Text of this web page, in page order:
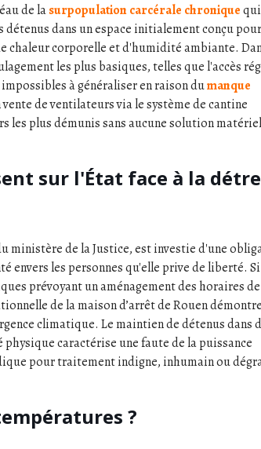
de lasurpopulation carcérale chroniquequi
dans un espace initialement conçu
chaleur corporelle et d'humidité ambiante.
les plus basiques, telles que l'accès
à généraliser en raison dumanque
vente de ventilateurs via le système de cantine
plus démunis sans aucune solution
sur l'État face à la
de la Justice, est investie d'une
envers les personnes qu'elle prive de liberté. Si
prévoyant un aménagement des horaires de
de la maison d’arrêt de Rouen
climatique. Le maintien de détenus dans
caractérise une faute de la puissance
pour traitement indigne, inhumain ou
?